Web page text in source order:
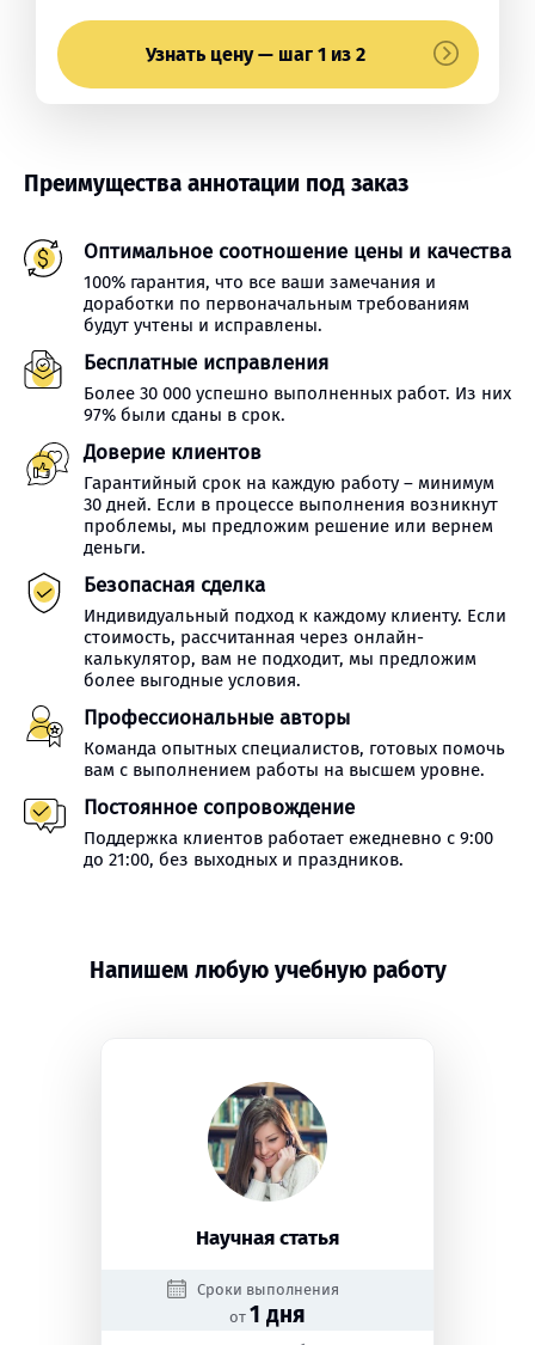
Узнать цену — шаг 1 из 2
Преимущества аннотации под заказ
Оптимальное соотношение цены и качества
100% гарантия, что все ваши замечания и
доработки по первоначальным требованиям
будут учтены и исправлены.
Бесплатные исправления
Более 30 000 успешно выполненных работ. Из них
97% были сданы в срок.
Доверие клиентов
Гарантийный срок на каждую работу – минимум
30 дней. Если в процессе выполнения возникнут
проблемы, мы предложим решение или вернем
деньги.
Безопасная сделка
Индивидуальный подход к каждому клиенту. Если
стоимость, рассчитанная через онлайн-
калькулятор, вам не подходит, мы предложим
более выгодные условия.
Профессиональные авторы
Команда опытных специалистов, готовых помочь
вам с выполнением работы на высшем уровне.
Постоянное сопровождение
Поддержка клиентов работает ежедневно с 9:00
до 21:00, без выходных и праздников.
Напишем любую учебную работу
Научная статья
Сроки выполнения
от 1 дня